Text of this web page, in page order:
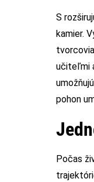
S
kamier.
učiteľmi
pohon
Počas